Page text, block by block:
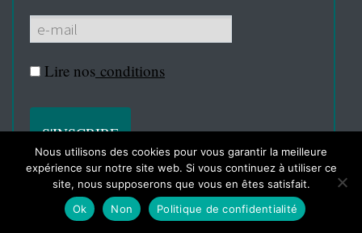
Lire nos conditions
Nous utilisons des cookies pour vous garantir la meilleure
expérience sur notre site web. Si vous continuez à utiliser ce
site, nous supposerons que vous en êtes satisfait.
Ok
Non Politique de confidentialité